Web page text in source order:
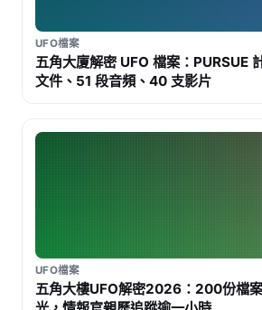
UFO檔案
五角大廈解密 UFO 檔案：PURSUE
文件、51 段音頻、40 支影片
UFO檔案
五角大樓UFO解密2026：200份檔